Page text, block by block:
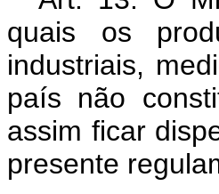
quais os
industriais,
país não
assim ficar
presente